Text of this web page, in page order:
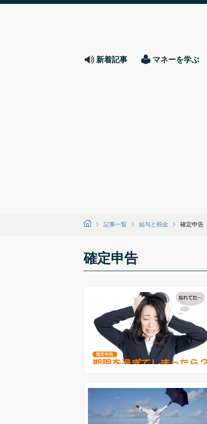
新着記事 マネーを学ぶ
記事一覧 給与と税金 確定申告
確定申告